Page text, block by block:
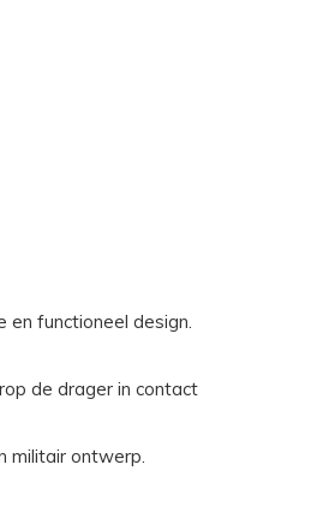
functioneel design.
de drager in contact
militair ontwerp.